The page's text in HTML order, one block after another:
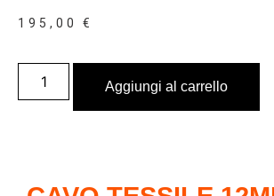
195,00€
Aggiungi al carrello